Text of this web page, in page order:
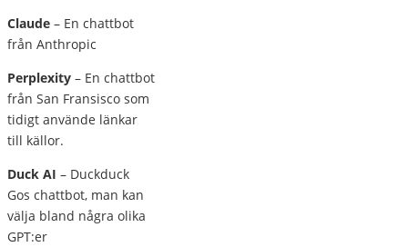
Claude – En chattbot
från Anthropic
Perplexity – En chattbot
från San Fransisco som
tidigt använde länkar
till källor.
Duck AI – Duckduck
Gos chattbot, man kan
välja bland några olika
GPT:er